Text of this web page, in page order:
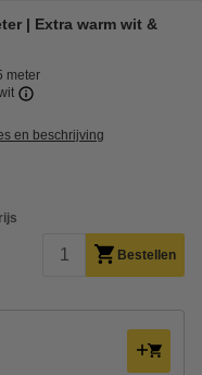
| Extra warm wit &
meter
en beschrijving
Bestellen